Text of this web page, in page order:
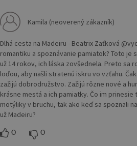
Kamila (neoverený zákazník)
Dlhá cesta na Madeiru - Beatrix Zaťková
romantiku a spoznávanie pamiatok? Toto je
už 14 rokov, ich láska zovšednela. Preto sa
loďou, aby našli stratenú iskru vo vzťahu.
zažijú dobrodružstvo. Zažijú rôzne nové a
krásne mestá a ich pamiatky. Čo im
motýliky v bruchu, tak ako keď sa spoznali
už Madeiru?
0 0